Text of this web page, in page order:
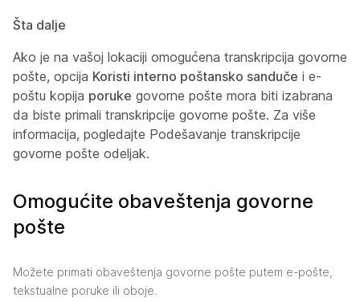
Šta dalje
Ako je na vašoj lokaciji omogućena transkripcija govorne
pošte, opcija Koristi interno poštansko sanduče i e-
poštu kopija poruke govorne pošte mora biti izabrana
da biste primali transkripcije govorne pošte. Za više
informacija, pogledajte Podešavanje transkripcije
govorne pošte odeljak.
Omogućite obaveštenja govorne
pošte
Možete primati obaveštenja govorne pošte putem e-pošte,
tekstualne poruke ili oboje.